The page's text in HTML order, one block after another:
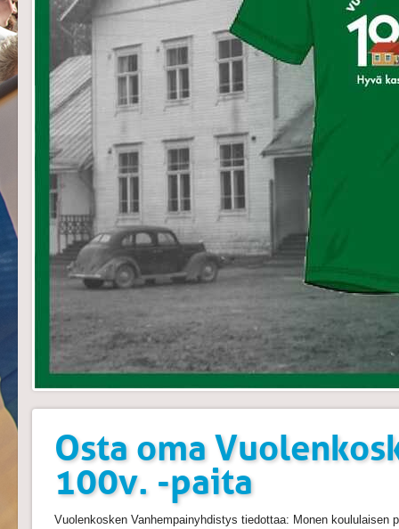
Osta oma
100v. -paita
Vuolenkosken Vanhempainyhdistys tiedottaa: Monen koululaisen